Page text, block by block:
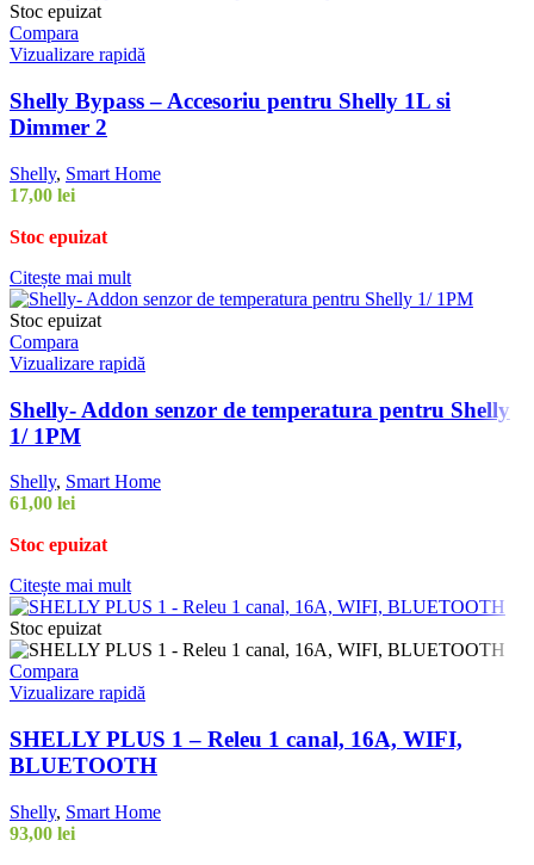
Stoc epuizat
Compara
Vizualizare rapidă
Shelly Bypass – Accesoriu pentru Shelly 1L si
Dimmer 2
Shelly, Smart Home
17,00 lei
Stoc epuizat
Citește mai mult
Stoc epuizat
Compara
Vizualizare rapidă
Shelly- Addon senzor de temperatura pentru Shelly
1/ 1PM
Shelly, Smart Home
61,00 lei
Stoc epuizat
Citește mai mult
Stoc epuizat
Compara
Vizualizare rapidă
SHELLY PLUS 1 – Releu 1 canal, 16A, WIFI,
BLUETOOTH
Shelly, Smart Home
93,00 lei